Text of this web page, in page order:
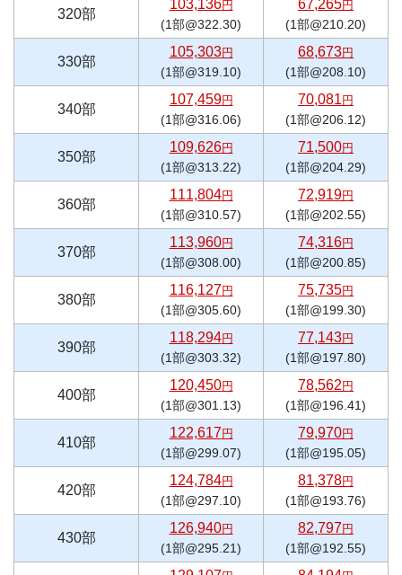
320部
103,136円
(1部@322.30)
67,265円
(1部@210.20)
330部
105,303円
(1部@319.10)
68,673円
(1部@208.10)
340部
107,459円
(1部@316.06)
70,081 円
(1部@206.12)
350部
109,626円
(1部@313.22)
71,500円
(1部@204.29)
360部
111,804円
(1部@310.57)
72,919円
(1部@202.55)
370部
113,960円
(1部@308.00)
74,316円
(1部@200.85)
380部
116,127円
(1部@305.60)
75,735円
(1部@199.30)
390部
118,294円
(1部@303.32)
77,143円
(1部@197.80)
400部
120,450円
(1部@301.13)
78,562 円
(1部@196.41)
410部
122,617円
(1部@299.07)
79,970円
(1部@195.05)
420部
124,784円
(1部@297.10)
81,378円
(1部@193.76)
430部
126,940円
(1部@295.21)
82,797円
(1部@192.55)